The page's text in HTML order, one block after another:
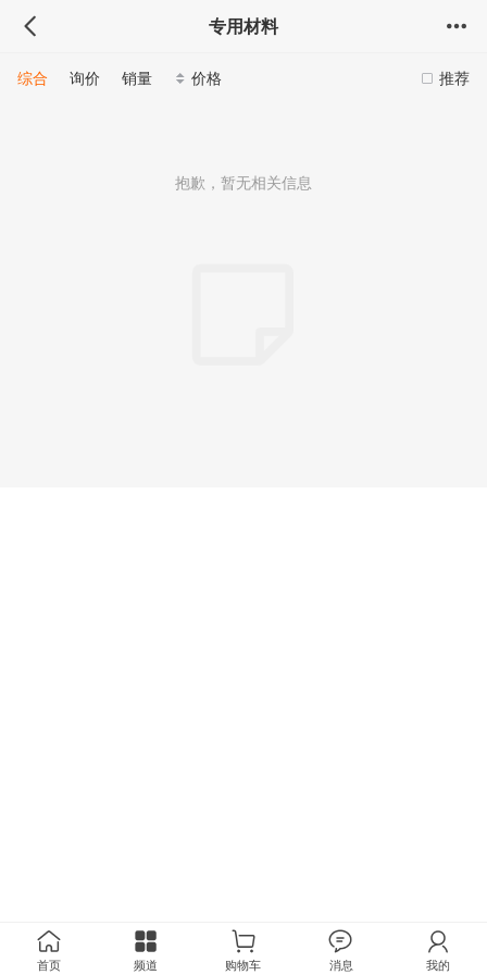
专用材料
推荐
综合 询价 销量 价格
抱歉，暂无相关信息
首页 频道 购物车 消息 我的